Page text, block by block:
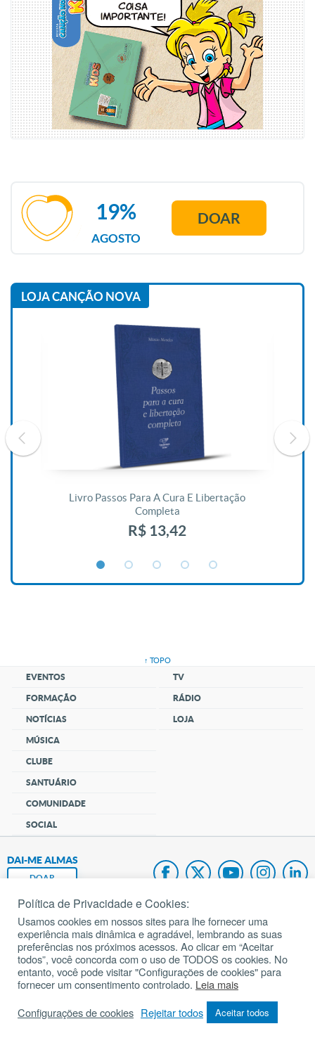
AGOSTO
19% DOAR
LOJA CANÇÃO NOVA
Livro Passos Para A Cura E Libertação
Completa
R$ 13,42
↑ TOPO
EVENTOS
FORMAÇÃO
NOTÍCIAS
MÚSICA
CLUBE
SANTUÁRIO
COMUNIDADE
SOCIAL
TV
RÁDIO
LOJA
DAI-ME ALMAS
DOAR
Fundação João Paulo II
Pedido de Oração
Mapa do site
Todos os direitos reservados.
Política de Privacidade e Cookies:
Usamos cookies em nossos sites para lhe fornecer uma
experiência mais dinâmica e agradável, lembrando as suas
preferências nos próximos acessos. Ao clicar em “Aceitar
todos”, você concorda com o uso de TODOS os cookies. No
entanto, você pode visitar "Configurações de cookies" para
fornecer um consentimento controlado. Leia mais
Configurações de cookies Rejeitar todos Aceitar todos